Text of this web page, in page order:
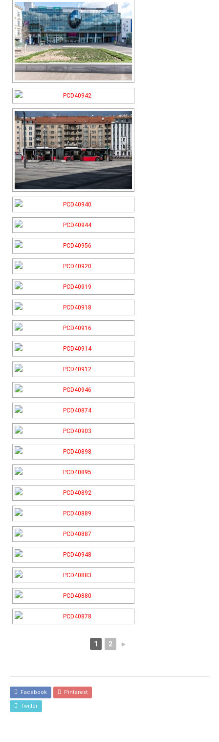
1 2 ►
Facebook Pinterest
Twitter